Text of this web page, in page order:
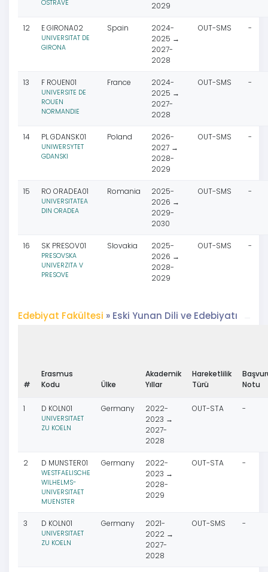
OSTRAVE 2029
12 E GIRONA02
UNIVERSITAT DE
GIRONA
Spain
2024-
2025 →
2027-
2028
OUT-SMS -
13 F ROUEN01
UNIVERSITE DE
ROUEN
NORMANDIE
France
2024-
2025 →
2027-
2028
OUT-SMS -
14 PL GDANSK01
UNIWERSYTET
GDANSKI
Poland
2026-
2027 →
2028-
2029
OUT-SMS -
15 RO ORADEA01
UNIVERSITATEA
DIN ORADEA
Romania
2025-
2026 →
2029-
2030
OUT-SMS -
16 SK PRESOV01
PRESOVSKA
UNIVERZITA V
PRESOVE
Slovakia
2025-
2026 →
2028-
2029
OUT-SMS -
Edebiyat Fakültesi » Eski Yunan Dili ve Edebiyatı
#
Erasmus
Kodu
Ülke
Akademik
Yıllar
Hareketlilik
Türü
Notu
1 D KOLN01
UNIVERSITAET
ZU KOELN
Germany
2022-
2023 →
2027-
2028
OUT-STA -
2 D MUNSTER01
WESTFAELISCHE
WILHELMS-
UNIVERSITAET
MUENSTER
Germany
2022-
2023 →
2028-
2029
OUT-STA -
3 D KOLN01
UNIVERSITAET
ZU KOELN
Germany
2021-
2022 →
2027-
2028
OUT-SMS -